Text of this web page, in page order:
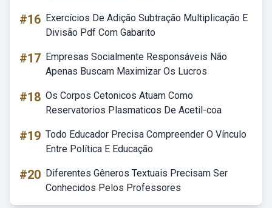
#16 Exercícios De Adição Subtração Multiplicação E
Divisão Pdf Com Gabarito
#17 Empresas Socialmente Responsáveis Não
Apenas Buscam Maximizar Os Lucros
#18 Os Corpos Cetonicos Atuam Como
Reservatorios Plasmaticos De Acetil-coa
#19 Todo Educador Precisa Compreender O Vínculo
Entre Política E Educação
#20 Diferentes Gêneros Textuais Precisam Ser
Conhecidos Pelos Professores